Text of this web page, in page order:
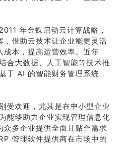
年金蝶启动云计算战略，
借助云技术让企业能更灵活
本，提高运营效率。近年
合大数据、人工智能等技术推
于 AI 的智能财务管理系统
受欢迎，尤其是在中小型企业
能够助力企业实现管理信息化
多企业提供全面且贴合需求
管理软件提供商在市场中的